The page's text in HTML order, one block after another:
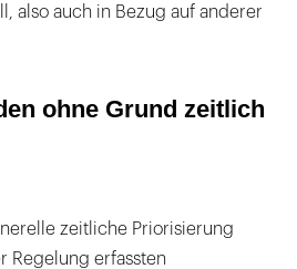
also auch in Bezug auf anderer
ohne Grund zeitlich
zeitliche Priorisierung
Regelung erfassten